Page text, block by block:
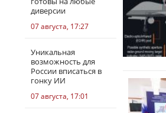
диверсии
07 августа, 17:27
Уникальная
возможность для
России вписаться в
гонку ИИ
07 августа, 17:01